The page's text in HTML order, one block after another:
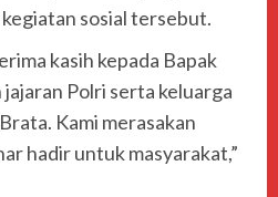
sosial tersebut.
kasih kepada Bapak
Polri serta keluarga
Kami merasakan
hadir untuk masyarakat,”